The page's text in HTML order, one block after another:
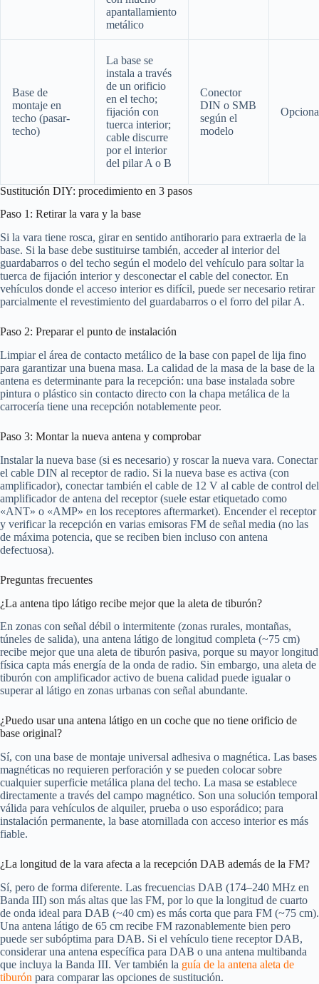
apantallamiento
metálico
Base de
montaje en
techo (pasar-
techo)
La base se
instala a través
de un orificio
en el techo;
fijación con
tuerca interior;
cable discurre
por el interior
del pilar A o B
Conector
DIN o SMB
según el
modelo
Sustitución DIY: procedimiento en 3 pasos
Paso 1: Retirar la vara y la base
Si la vara tiene rosca, girar en sentido antihorario para extraerla de la
base. Si la base debe sustituirse también, acceder al interior del
guardabarros o del techo según el modelo del vehículo para soltar la
tuerca de fijación interior y desconectar el cable del conector. En
vehículos donde el acceso interior es difícil, puede ser necesario retirar
parcialmente el revestimiento del guardabarros o el forro del pilar A.
Paso 2: Preparar el punto de instalación
Limpiar el área de contacto metálico de la base con papel de lija fino
para garantizar una buena masa. La calidad de la masa de la base de la
antena es determinante para la recepción: una base instalada sobre
pintura o plástico sin contacto directo con la chapa metálica de la
carrocería tiene una recepción notablemente peor.
Paso 3: Montar la nueva antena y comprobar
Instalar la nueva base (si es necesario) y roscar la nueva vara. Conectar
el cable DIN al receptor de radio. Si la nueva base es activa (con
amplificador), conectar también el cable de 12 V al cable de control del
amplificador de antena del receptor (suele estar etiquetado como
«ANT» o «AMP» en los receptores aftermarket). Encender el receptor
y verificar la recepción en varias emisoras FM de señal media (no las
de máxima potencia, que se reciben bien incluso con antena
defectuosa).
Preguntas frecuentes
¿La antena tipo látigo recibe mejor que la aleta de tiburón?
En zonas con señal débil o intermitente (zonas rurales, montañas,
túneles de salida), una antena látigo de longitud completa (~75 cm)
recibe mejor que una aleta de tiburón pasiva, porque su mayor longitud
física capta más energía de la onda de radio. Sin embargo, una aleta de
tiburón con amplificador activo de buena calidad puede igualar o
superar al látigo en zonas urbanas con señal abundante.
¿Puedo usar una antena látigo en un coche que no tiene orificio de
base original?
Sí, con una base de montaje universal adhesiva o magnética. Las bases
magnéticas no requieren perforación y se pueden colocar sobre
cualquier superficie metálica plana del techo. La masa se establece
directamente a través del campo magnético. Son una solución temporal
válida para vehículos de alquiler, prueba o uso esporádico; para
instalación permanente, la base atornillada con acceso interior es más
fiable.
¿La longitud de la vara afecta a la recepción DAB además de la FM?
Sí, pero de forma diferente. Las frecuencias DAB (174–240 MHz en
Banda III) son más altas que las FM, por lo que la longitud de cuarto
de onda ideal para DAB (~40 cm) es más corta que para FM (~75 cm).
Una antena látigo de 65 cm recibe FM razonablemente bien pero
puede ser subóptima para DAB. Si el vehículo tiene receptor DAB,
considerar una antena específica para DAB o una antena multibanda
que incluya la Banda III. Ver también la guía de la antena aleta de
tiburón para comparar las opciones de sustitución.